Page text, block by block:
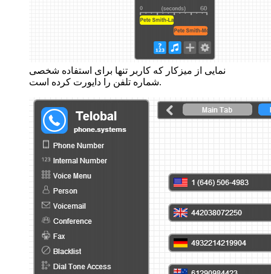
نمایی از میزکار که کاربر تنها برای استفاده شخصی
شماره تلفن را دایورت کرده است.